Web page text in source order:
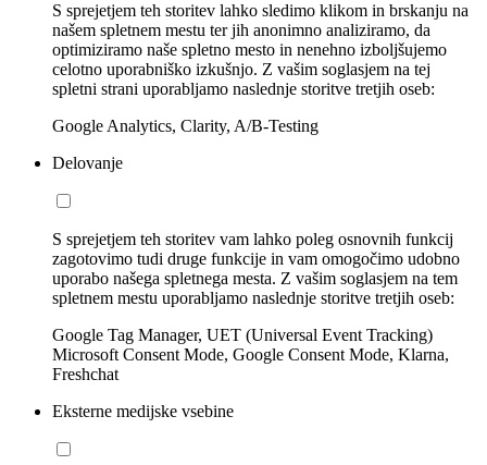
S sprejetjem teh storitev lahko sledimo klikom in brskanju na
našem spletnem mestu ter jih anonimno analiziramo, da
optimiziramo naše spletno mesto in nenehno izboljšujemo
celotno uporabniško izkušnjo. Z vašim soglasjem na tej
spletni strani uporabljamo naslednje storitve tretjih oseb:
Google Analytics, Clarity, A/B-Testing
Delovanje
S sprejetjem teh storitev vam lahko poleg osnovnih funkcij
zagotovimo tudi druge funkcije in vam omogočimo udobno
uporabo našega spletnega mesta. Z vašim soglasjem na tem
spletnem mestu uporabljamo naslednje storitve tretjih oseb:
Google Tag Manager, UET (Universal Event Tracking)
Microsoft Consent Mode, Google Consent Mode, Klarna,
Freshchat
Eksterne medijske vsebine